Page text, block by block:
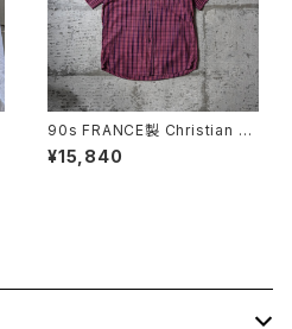
90s FRANCE製 Christian Di
or Checkered S/S Shirt
¥15,840